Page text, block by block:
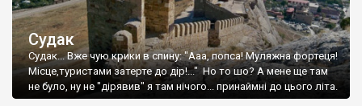
Судак
Судак... Вже чую крики в спину: "Ааа, попса! Муляжна фортеця!
Місце,туристами затерте до дір!..." Но то шо? А мене ще там
не було, ну не "дірявив" я там нічого... принаймні до цього літа.